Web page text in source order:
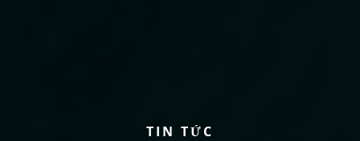
TI N TỨC